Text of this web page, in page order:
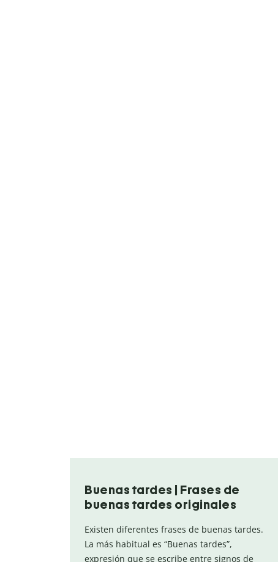
Buenas tardes | Frases de
buenas tardes originales
Existen diferentes frases de buenas tardes.
La más habitual es “Buenas tardes”,
expresión que se escribe entre signos de